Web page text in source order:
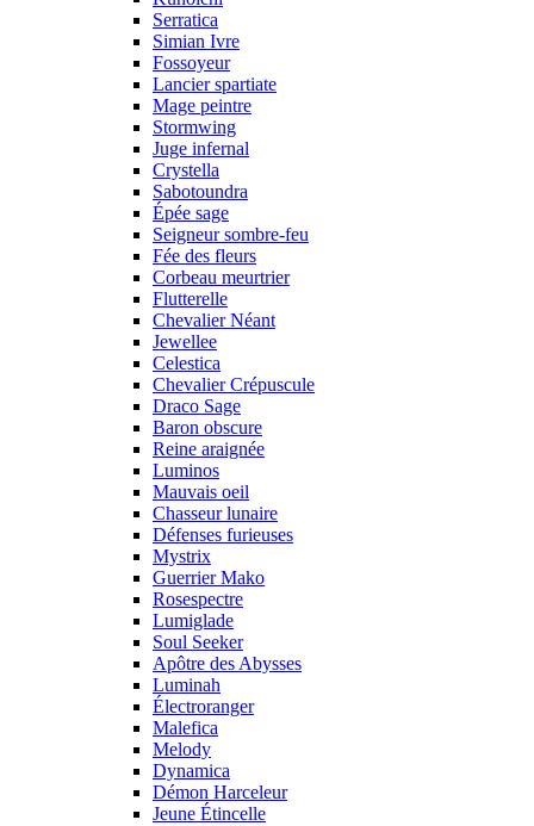
Serratica
Simian Ivre
Fossoyeur
Lancier spartiate
Mage peintre
Stormwing
Juge infernal
Crystella
Sabotoundra
Épée sage
Seigneur sombre-feu
Fée des fleurs
Corbeau meurtrier
Flutterelle
Chevalier Néant
Jewellee
Celestica
Chevalier Crépuscule
Draco Sage
Baron obscure
Reine araignée
Luminos
Mauvais oeil
Chasseur lunaire
Défenses furieuses
Mystrix
Guerrier Mako
Rosespectre
Lumiglade
Soul Seeker
Apôtre des Abysses
Luminah
Électroranger
Malefica
Melody
Dynamica
Démon Harceleur
Jeune Étincelle